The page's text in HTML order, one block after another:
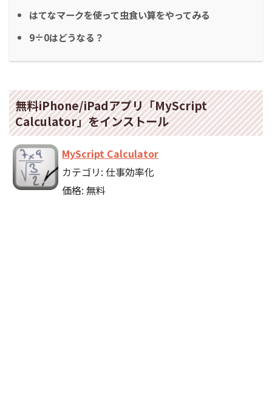
はてなマークを使って虫食い算をやってみる
9÷0はどうなる？
無料iPhone/iPadアプリ「MyScript
Calculator」をインストール
MyScript Calculator
カテゴリ: 仕事効率化
価格: 無料